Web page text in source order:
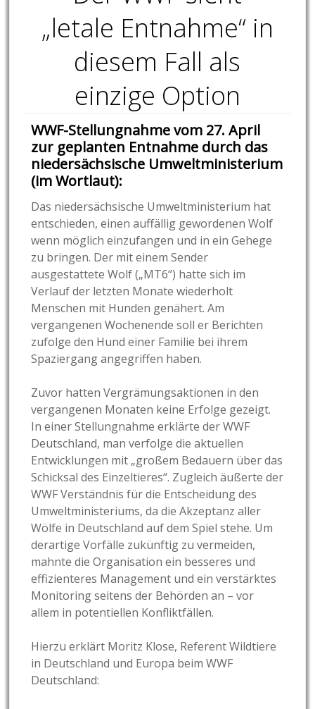
„letale Entnahme“ in
diesem Fall als
einzige Option
WWF-Stellungnahme vom 27. April
zur geplanten Entnahme durch das
niedersächsische Umweltministerium
(im Wortlaut):
Das niedersächsische Umweltministerium hat
entschieden, einen auffällig gewordenen Wolf
wenn möglich einzufangen und in ein Gehege
zu bringen. Der mit einem Sender
ausgestattete Wolf („MT6“) hatte sich im
Verlauf der letzten Monate wiederholt
Menschen mit Hunden genähert. Am
vergangenen Wochenende soll er Berichten
zufolge den Hund einer Familie bei ihrem
Spaziergang angegriffen haben.
Zuvor hatten Vergrämungsaktionen in den
vergangenen Monaten keine Erfolge gezeigt.
In einer Stellungnahme erklärte der WWF
Deutschland, man verfolge die aktuellen
Entwicklungen mit „großem Bedauern über das
Schicksal des Einzeltieres“. Zugleich äußerte der
WWF Verständnis für die Entscheidung des
Umweltministeriums, da die Akzeptanz aller
Wölfe in Deutschland auf dem Spiel stehe. Um
derartige Vorfälle zukünftig zu vermeiden,
mahnte die Organisation ein besseres und
effizienteres Management und ein verstärktes
Monitoring seitens der Behörden an – vor
allem in potentiellen Konfliktfällen.
Hierzu erklärt Moritz Klose, Referent Wildtiere
in Deutschland und Europa beim WWF
Deutschland: